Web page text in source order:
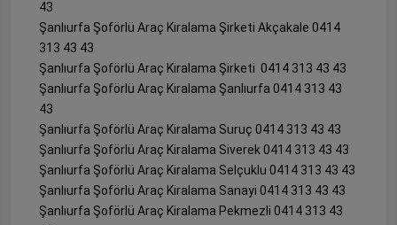
43
Şanlıurfa Şoförlü Araç Kiralama Şirketi Akçakale 0414
313 43 43
Şanlıurfa Şoförlü Araç Kiralama Şirketi 0414 313 43 43
Şanlıurfa Şoförlü Araç Kiralama Şanlıurfa 0414 313 43
43
Şanlıurfa Şoförlü Araç Kiralama Suruç 0414 313 43 43
Şanlıurfa Şoförlü Araç Kiralama Siverek 0414 313 43 43
Şanlıurfa Şoförlü Araç Kiralama Selçuklu 0414 313 43 43
Şanlıurfa Şoförlü Araç Kiralama Sanayi 0414 313 43 43
Şanlıurfa Şoförlü Araç Kiralama Pekmezli 0414 313 43